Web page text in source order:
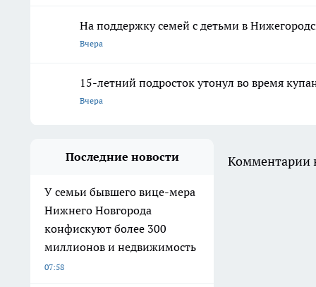
На поддержку семей с детьми в
Вчера
15-летний подросток утонул во время
Вчера
Последние новости
У семьи бывшего вице-мера
Нижнего Новгорода
конфискуют более 300
миллионов и недвижимость
07:58
Комментарии